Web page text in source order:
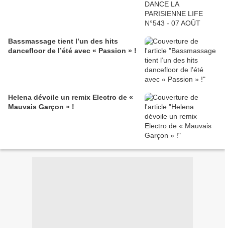
Bassmassage tient l’un des hits
dancefloor de l’été avec « Passion » !
Helena dévoile un remix Electro de «
Mauvais Garçon » !